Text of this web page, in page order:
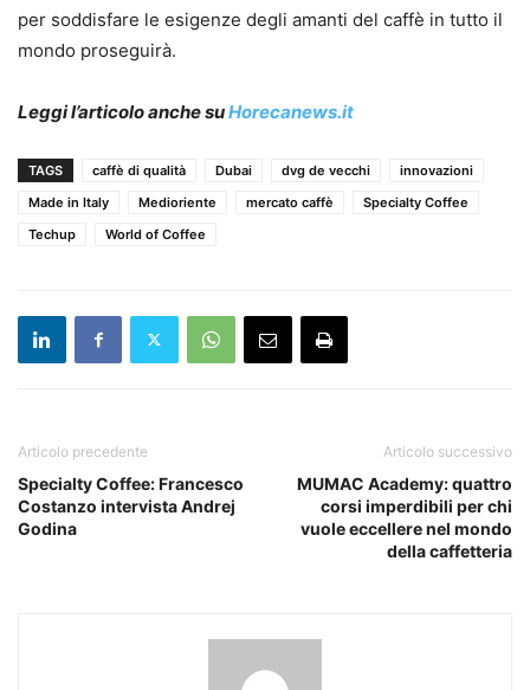
per soddisfare le esigenze degli amanti del caffè in tutto il
mondo proseguirà.
Leggi l’articolo anche suHorecanews.it
TAGS caffè di qualità Dubai dvg de vecchi
innovazioni
Made in Italy
Medioriente mercato caffè
Specialty Coffee
Techup
World of Coffee
Articolo precedente
Specialty Coffee: Francesco
Costanzo intervista Andrej
Godina
Articolo successivo
MUMAC Academy: quattro
corsi imperdibili per chi
vuole eccellere nel mondo
della caffetteria